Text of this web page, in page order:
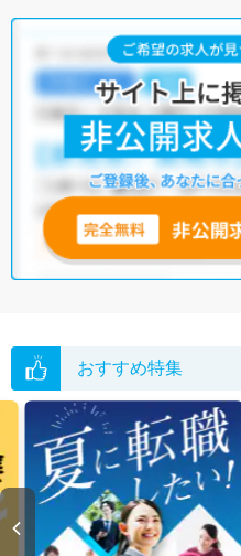
桜井市の理学療法士求人では以下
積極採用中・新卒OK・ 残業
・介護福祉施設・訪問リハ
他の条件でも人気の求人がござい
いただくか、お気軽にお問い合わ
全国の理学療法士求人から検索い
無料転職支援サービス
にお申し込
グした上で求人をご提案いたしま
転職支援の他、情報収集や募集状
い。
おすすめ特集